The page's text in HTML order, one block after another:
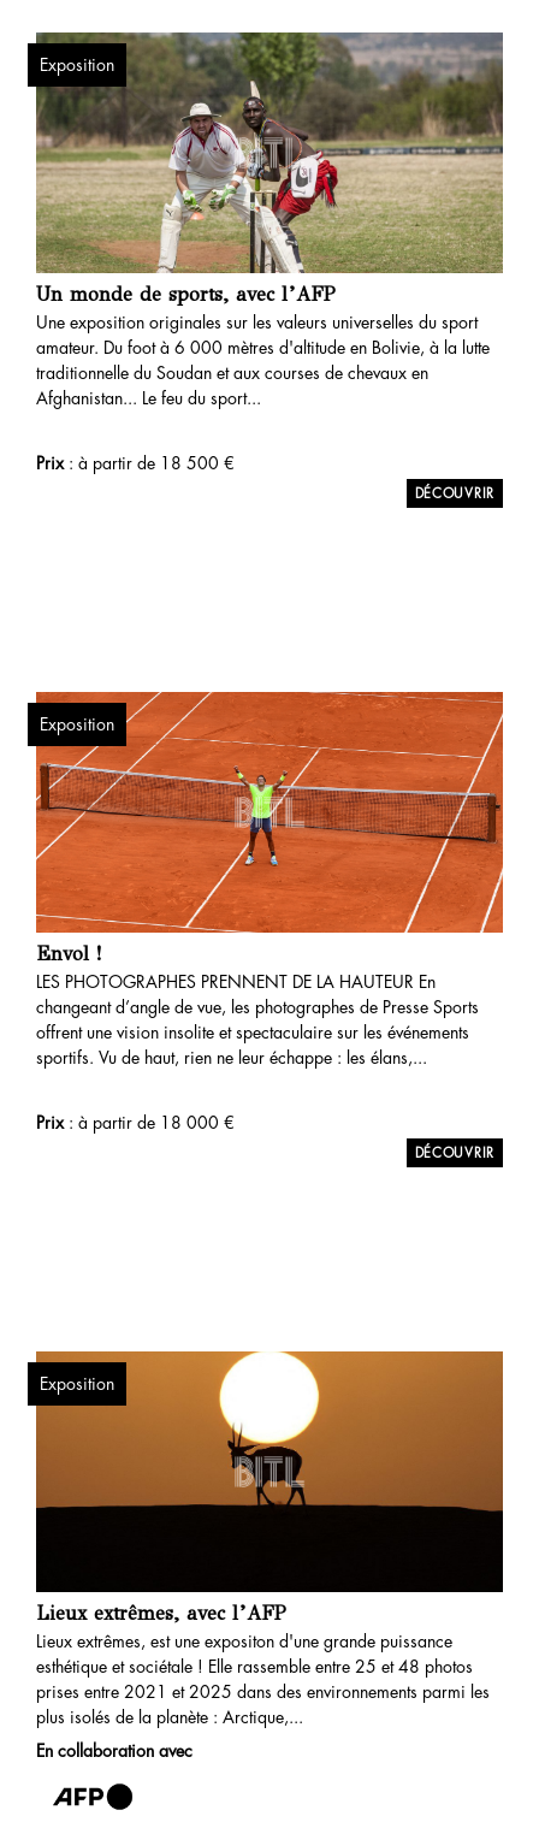
Un monde de sports, avec l’AFP
Une exposition originales sur les valeurs universelles du sport
amateur. Du foot à 6 000 mètres d'altitude en Bolivie, à la lutte
traditionnelle du Soudan et aux courses de chevaux en
Afghanistan... Le feu du sport...
Prix: à partir de 18 500 €
Exposition
Envol !
LES PHOTOGRAPHES PRENNENT DE LA HAUTEUR En
changeant d’angle de vue, les photographes de Presse Sports
offrent une vision insolite et spectaculaire sur les événements
sportifs. Vu de haut, rien ne leur échappe : les élans,...
Prix: à partir de 18 000 €
Exposition
Lieux extrêmes, avec l’AFP
Lieux extrêmes, est une expositon d'une grande puissance
esthétique et sociétale ! Elle rassemble entre 25 et 48 photos
prises entre 2021 et 2025 dans des environnements parmi les
plus isolés de la planète : Arctique,...
En collaboration avec
Exposition